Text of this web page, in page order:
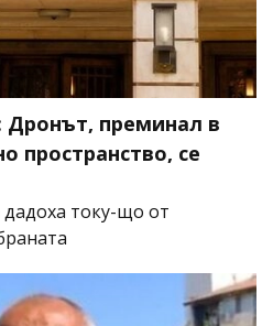
Дронът, преминал в
пространство, се
току-що от